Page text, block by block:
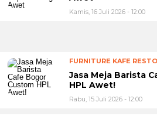
Kamis, 16 Juli 2026 - 12:00
FURNITURE KAFE
Jasa Meja Barista
HPL Awet!
Rabu, 15 Juli 2026 - 12:00